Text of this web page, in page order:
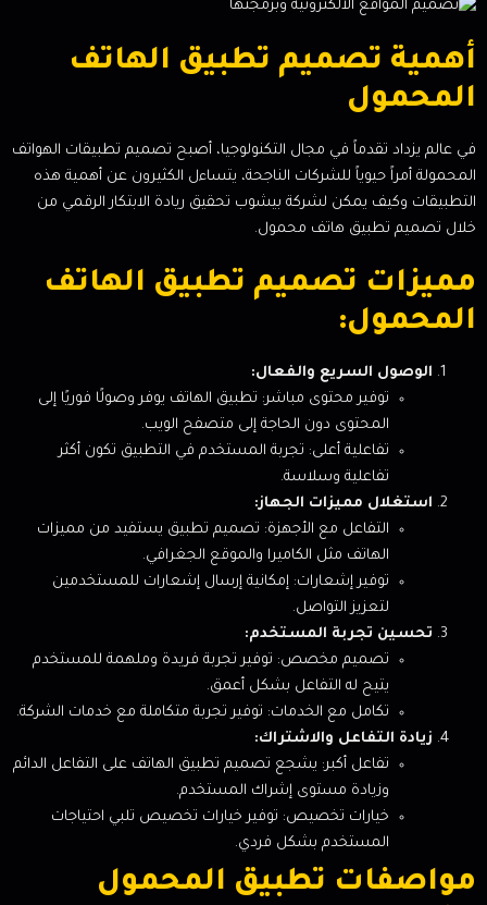
أهمية تصميم تطبيق الهاتف
المحمول
في عالم يزداد تقدماً في مجال التكنولوجيا، أصبح تصميم تطبيقات الهواتف
المحمولة أمراً حيوياً للشركات الناجحة، يتساءل الكثيرون عن أهمية هذه
التطبيقات وكيف يمكن لشركة بيشوب تحقيق ريادة الابتكار الرقمي من
خلال تصميم تطبيق هاتف محمول.
مميزات تصميم تطبيق الهاتف
المحمول:
الوصول السريع والفعال:
توفير محتوى مباشر: تطبيق الهاتف يوفر وصولًا فوريًا إلى
المحتوى دون الحاجة إلى متصفح الويب.
تفاعلية أعلى: تجربة المستخدم في التطبيق تكون أكثر
تفاعلية وسلاسة.
استغلال مميزات الجهاز:
التفاعل مع الأجهزة: تصميم تطبيق يستفيد من مميزات
الهاتف مثل الكاميرا والموقع الجغرافي.
توفير إشعارات: إمكانية إرسال إشعارات للمستخدمين
لتعزيز التواصل.
تحسين تجربة المستخدم:
تصميم مخصص: توفير تجربة فريدة وملهمة للمستخدم
يتيح له التفاعل بشكل أعمق.
تكامل مع الخدمات: توفير تجربة متكاملة مع خدمات الشركة.
زيادة التفاعل والاشتراك:
تفاعل أكبر: يشجع تصميم تطبيق الهاتف على التفاعل الدائم
وزيادة مستوى إشراك المستخدم.
خيارات تخصيص: توفير خيارات تخصيص تلبي احتياجات
المستخدم بشكل فردي.
مواصفات تطبيق المحمول